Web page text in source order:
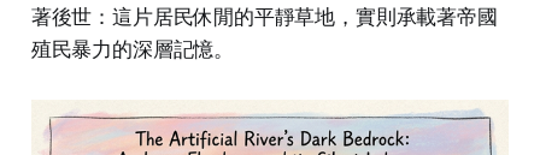
著後世：這片居民休閒的平靜草地，實則承載著帝國
殖民暴力的深層記憶。